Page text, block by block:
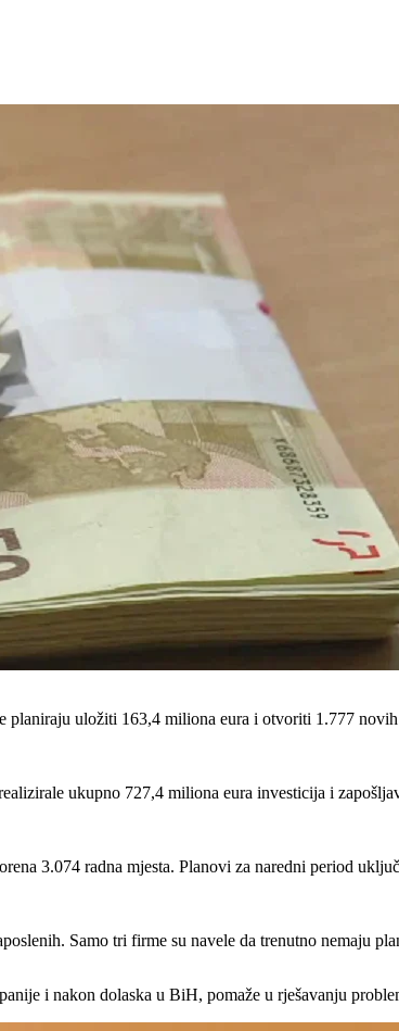
uložiti 163,4 miliona eura i otvoriti 1.777
ukupno 727,4 miliona eura investicija i
3.074 radna mjesta. Planovi za naredni period
Samo tri firme su navele da trenutno nemaju
i nakon dolaska u BiH, pomaže u rješavanju